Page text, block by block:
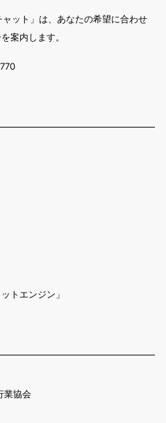
ット」は、あなたの希望に合わせ
案内します。
トエンジン」
業協会